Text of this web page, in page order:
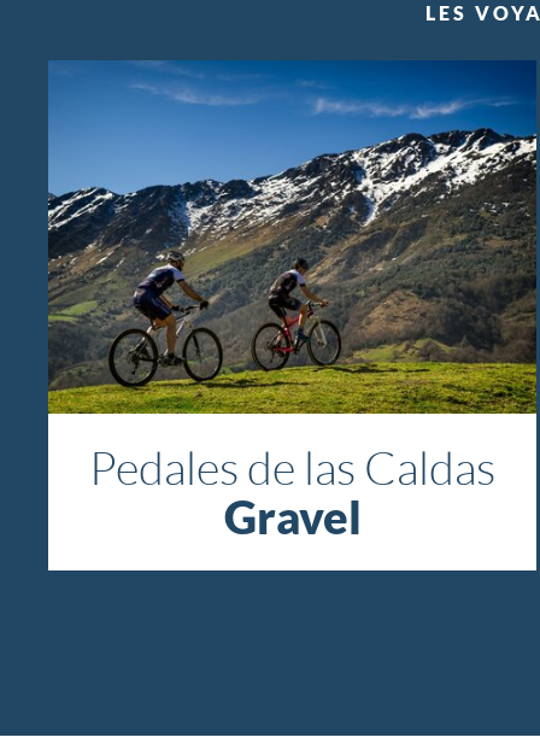
LES
Pedales de las Caldas
Gravel